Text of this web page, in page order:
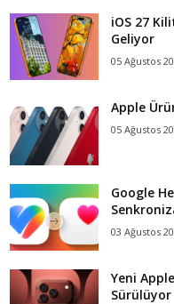
iOS 27
Geliyor
05 Ağustos
Apple
05 Ağustos
Google
03 Ağustos
Yeni
Sürülüyor